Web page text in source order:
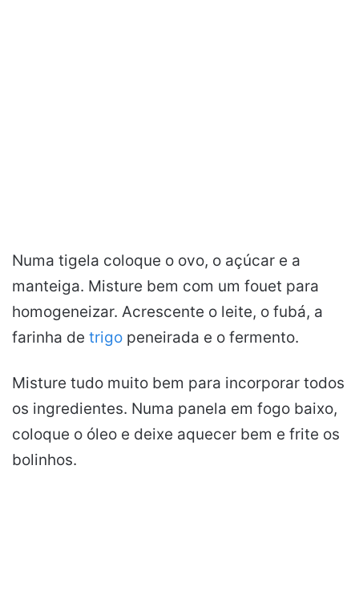
Numa tigela coloque o ovo, o açúcar e a
manteiga. Misture bem com um fouet para
homogeneizar. Acrescente o leite, o fubá, a
farinha de trigo peneirada e o fermento.
Misture tudo muito bem para incorporar todos
os ingredientes. Numa panela em fogo baixo,
coloque o óleo e deixe aquecer bem e frite os
bolinhos.